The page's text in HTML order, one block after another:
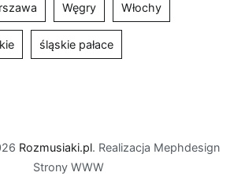
Węgry Włochy
śląskie pałace
Rozmusiaki.pl. Realizacja Mephdesign
Strony WWW